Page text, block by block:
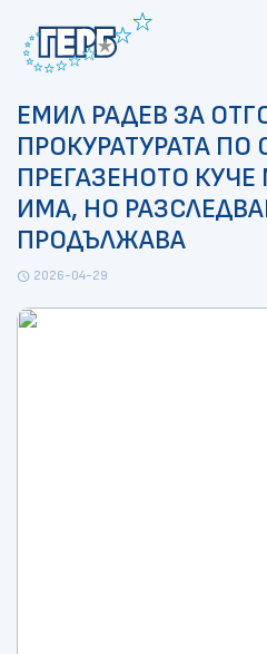
ЕМИЛ РАДЕВ ЗА
ПРОКУРАТУРАТА ПО
ПРЕГАЗЕНОТО
ИМА, НО
ПРОДЪЛЖАВА
schedule 2026-04-29